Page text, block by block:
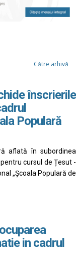
Către arhivă
înscrierile
Populară
aflată în subordinea
cursul de Țesut -
„Școala Populară de
in cadrul